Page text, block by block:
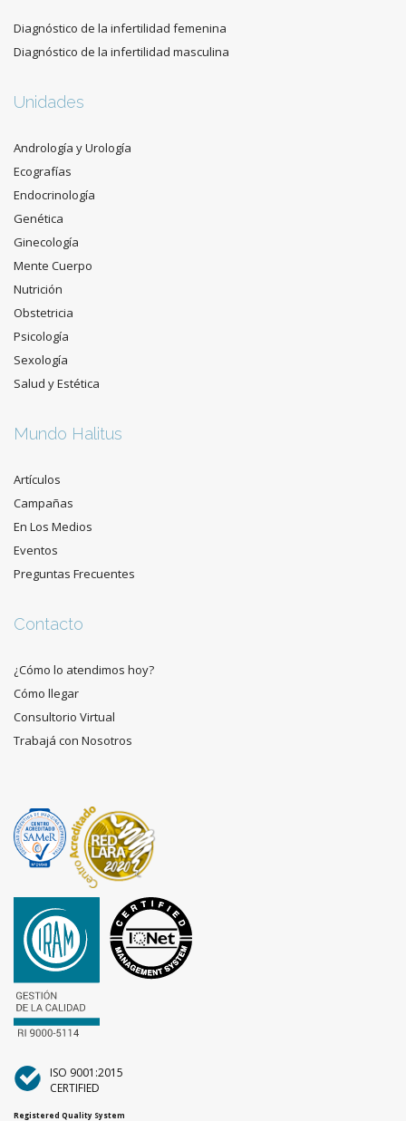
Diagnóstico de la infertilidad femenina
Diagnóstico de la infertilidad masculina
Unidades
Andrología y Urología
Ecografías
Endocrinología
Genética
Ginecología
Mente Cuerpo
Nutrición
Obstetricia
Psicología
Sexología
Salud y Estética
Mundo Halitus
Artículos
Campañas
En Los Medios
Eventos
Preguntas Frecuentes
Contacto
¿Cómo lo atendimos hoy?
Cómo llegar
Consultorio Virtual
Trabajá con Nosotros
ISO 9001:2015
CERTIFIED
Registered Quality System